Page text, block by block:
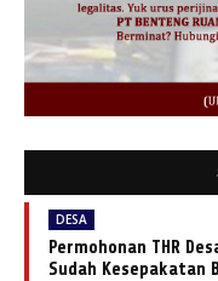
DESA
Permohonan THR
Sudah Kesepakatan